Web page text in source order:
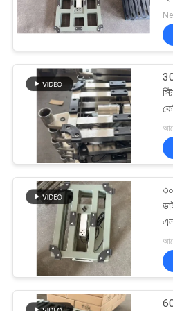
ম্যাপ
PRIVACY
POLICYতৃণশয্যা ট্রাক
ডিজিটাল ওজন